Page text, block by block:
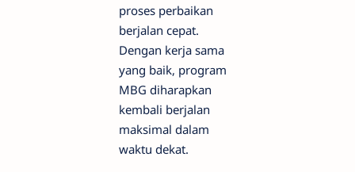
proses perbaikan
berjalan cepat.
Dengan kerja sama
yang baik, program
MBG diharapkan
kembali berjalan
maksimal dalam
waktu dekat.